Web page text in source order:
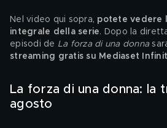
Nel video qui sopra, potete vedere
integrale della serie. Dopo la
episodi de La forza di una donna
streaming gratis su Mediaset
La forza di una donna: la
agosto